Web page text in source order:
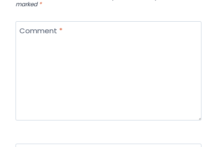
marked*
Comment *